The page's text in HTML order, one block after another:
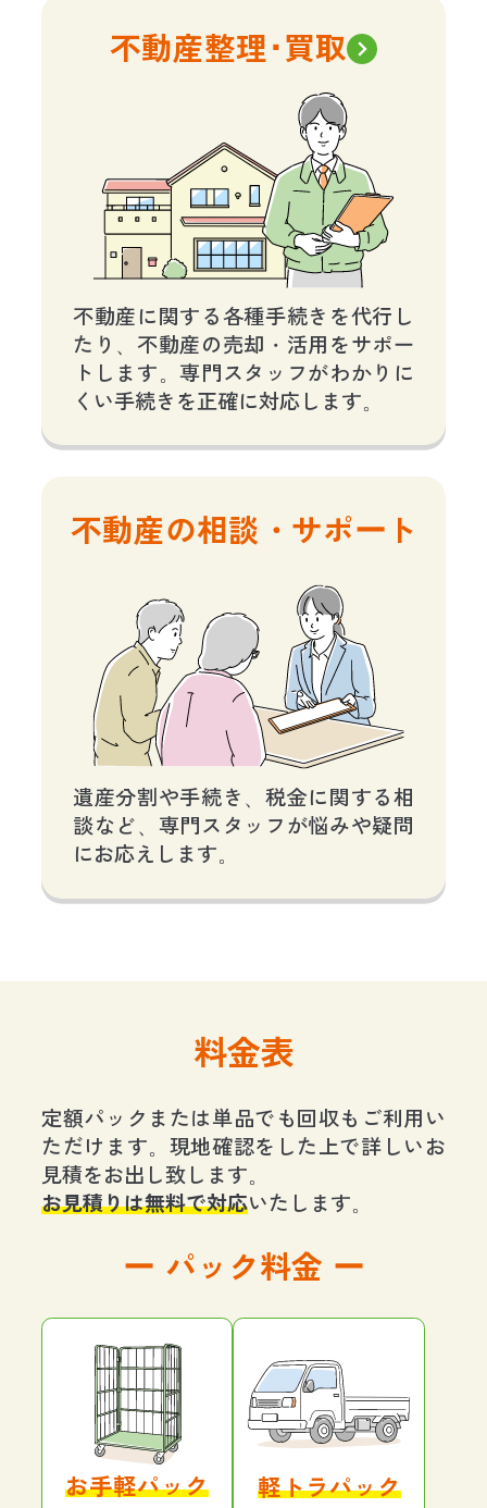
不動産整理･買取
不動産に関する各種手続きを代行し
たり、不動産の売却・活用をサポー
トします。専門スタッフがわかりに
くい手続きを正確に対応します。
不動産の相談・サポート
遺産分割や手続き、税金に関する相
談など、専門スタッフが悩みや疑問
にお応えします。
料金表
定額パックまたは単品でも回収もご利用い
ただけます。現地確認をした上で詳しいお
見積をお出し致します。
お見積りは無料で対応いたします。
パック料金
お手軽パック 軽トラパック